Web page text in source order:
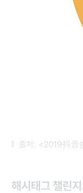
출처: <2019抖
해시태그 챌린